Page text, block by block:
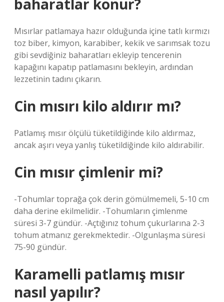
baharatlar konur?
Mısırlar patlamaya hazır olduğunda içine tatlı kırmızı
toz biber, kimyon, karabiber, kekik ve sarımsak tozu
gibi sevdiğiniz baharatları ekleyip tencerenin
kapağını kapatıp patlamasını bekleyin, ardından
lezzetinin tadını çıkarın.
Cin mısırı kilo aldırır mı?
Patlamış mısır ölçülü tüketildiğinde kilo aldırmaz,
ancak aşırı veya yanlış tüketildiğinde kilo aldırabilir.
Cin mısır çimlenir mi?
-Tohumlar toprağa çok derin gömülmemeli, 5-10 cm
daha derine ekilmelidir. -Tohumların çimlenme
süresi 3-7 gündür. -Açtığınız tohum çukurlarına 2-3
tohum atmanız gerekmektedir. -Olgunlaşma süresi
75-90 gündür.
Karamelli patlamış mısır
nasıl yapılır?